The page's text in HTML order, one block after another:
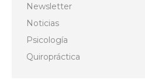
Newsletter
Noticias
Psicología
Quiropráctica